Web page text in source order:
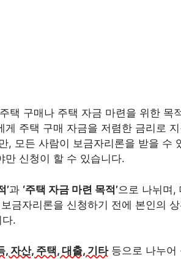
택 구매나 주택 자금 마련을 위한 목
게 주택 구매 자금을 저렴한 금리로
, 모든 사람이 보금자리론을 받을 수
만 신청이 할 수 있습니다.
’과 ‘주택 자금 마련 목적’으로 나뉘며,
금자리론을 신청하기 전에 본인의
.
, 자산, 주택, 대출, 기타등으로 나누어